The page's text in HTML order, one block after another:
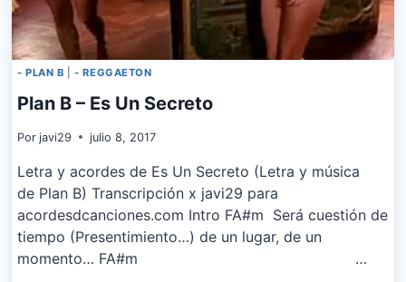
- PLAN B |- REGGAETON
Plan B – Es Un Secreto
Por javi29 julio 8, 2017
Letra y acordes de Es Un Secreto (Letra y música
de Plan B) Transcripción x javi29 para
acordesdcanciones.com Intro FA#m Será cuestión de
tiempo (Presentimiento…) de un lugar, de un
momento… FA#m …